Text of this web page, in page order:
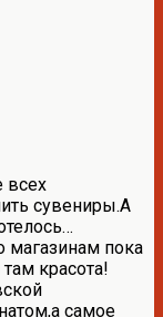
всех
сувениры.А
магазинам пока
красота!
самое